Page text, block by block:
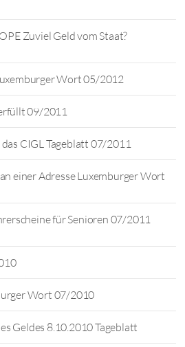
Zuviel Geld vom Staat?
Wort 05/2012
09/2011
CIGL Tageblatt 07/2011
einer Adresse Luxemburger Wort
für Senioren 07/2011
Wort 07/2010
Geldes 8.10.2010 Tageblatt